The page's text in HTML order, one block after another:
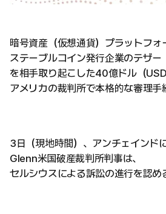
暗号資産（仮想通貨）プラットフォ
ステーブルコイン発行企業のテザー
を相手取り起こした40億ドル（
アメリカの裁判所で本格的な審理手
3日（現地時間）、アンチェインド
Glenn米国破産裁判所判事は、
セルシウスによる訴訟の進行を認め